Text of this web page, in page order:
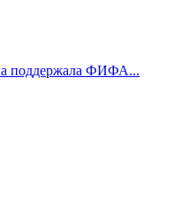
поддержала ФИФА...